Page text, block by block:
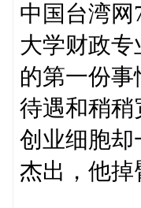
中国台湾
大学财政
的第一份
待遇和稍稍
创业细胞却
杰出，他掉